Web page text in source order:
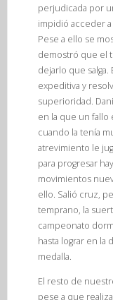
perjudicada por
impidió acceder
Pese a ello se
demostró que el
dejarlo que
expeditiva y
superioridad.
en la que un fallo
cuando la tenía
atrevimiento le
para progresar
movimientos
ello. Salió cruz,
temprano, la
campeonato
hasta lograr en
medalla.
El resto de
pese a que